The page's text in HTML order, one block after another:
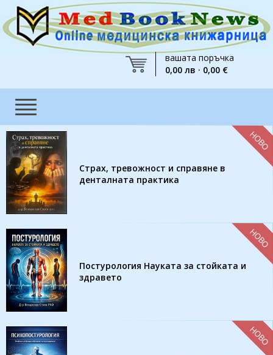
вашата поръчка
0,00 лв · 0,00 €
Страх, тревожност и справяне в
денталната практика
НОВО
Постурология Науката за стойката и
здравето
НОВО
НОВО